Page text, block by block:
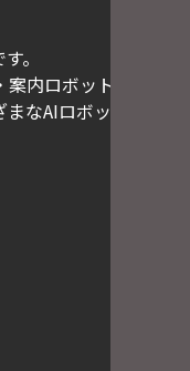
。
内ロボット、清掃
なAIロボットを販